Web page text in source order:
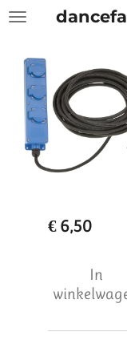
Ga
naar
hoofdinhoud
€ 6,50
In